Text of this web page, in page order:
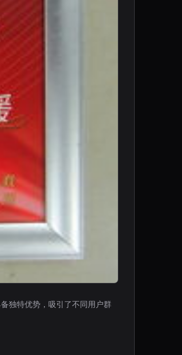
独特优势，吸引了不同用户群